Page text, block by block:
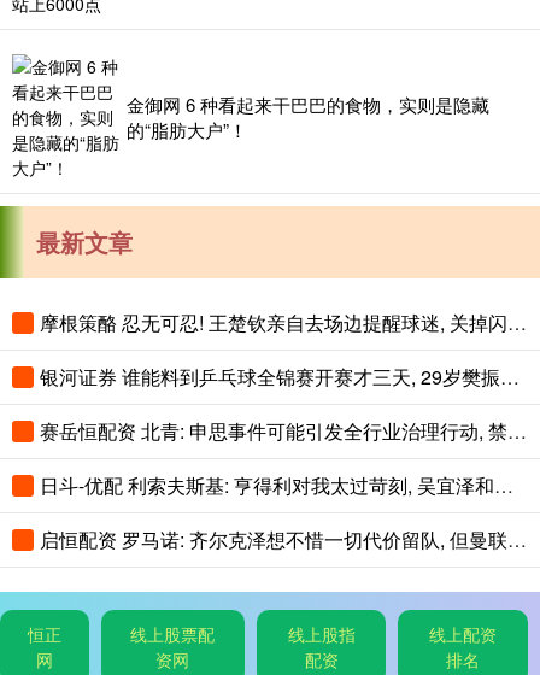
金御网 6 种看起来干巴巴的食物，实则是隐藏
的“脂肪大户”！
最新文章
摩根策酪 忍无可忍! 王楚钦亲自去场边提醒球迷, 关掉闪光灯!
银河证券 谁能料到乒乓球全锦赛开赛才三天, 29岁樊振东意外走红全网
赛岳恒配资 北青: 申思事件可能引发全行业治理行动, 禁业人员再受关注
日斗-优配 利索夫斯基: 亨得利对我太过苛刻, 吴宜泽和赵心童简直不可思议!
启恒配资 罗马诺: 齐尔克泽想不惜一切代价留队, 但曼联可能让他走人
恒正
网
线上股票配
资网
线上股指
配资
线上配资
排名